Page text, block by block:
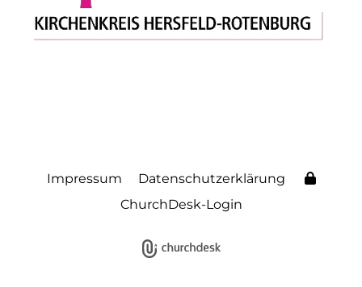
Impressum
Datenschutzerklärung
ChurchDesk-Login